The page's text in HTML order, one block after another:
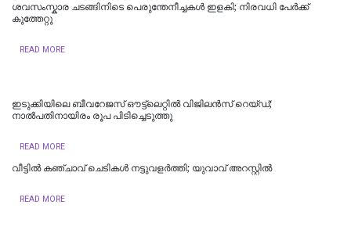
ശവസംസ്കാര ചടങ്ങിനിടെ പെരുന്തേനീച്ചകൾ ഇളകി; നിരവധി പേർക്ക്
കുത്തേറ്റു
READ MORE
ഇടുക്കിയിലെ ബീവറേജസ് ഔട്ട്‍ലെറ്റിൽ വിജിലൻസ് റെയ്ഡ്;
നാല്‍പതിനായിരം രൂപ പിടിച്ചെടുത്തു
READ MORE
വീട്ടില്‍ കഞ്ചാവ് ചെടികള്‍ നട്ടുവളര്‍ത്തി; യുവാവ് അറസ്റ്റില്‍
READ MORE